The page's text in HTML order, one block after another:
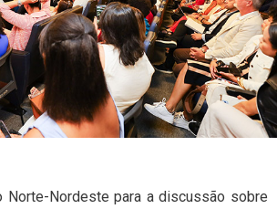
Norte-Nordeste para a discussão sobre